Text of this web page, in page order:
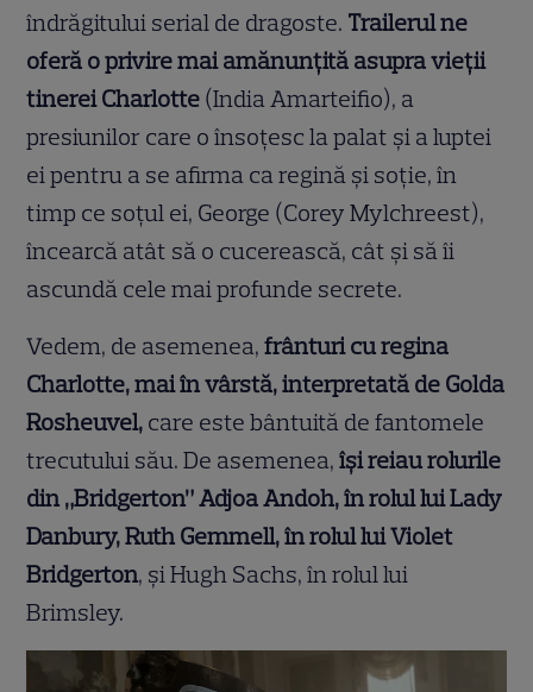
îndrăgitului serial de dragoste. Trailerul ne
oferă o privire mai amănunțită asupra vieții
tinerei Charlotte (India Amarteifio), a
presiunilor care o însoțesc la palat și a luptei
ei pentru a se afirma ca regină și soție, în
timp ce soțul ei, George (Corey Mylchreest),
încearcă atât să o cucerească, cât și să îi
ascundă cele mai profunde secrete.
Vedem, de asemenea,frânturi cu regina
Charlotte, mai în vârstă, interpretată de Golda
Rosheuvel, care este bântuită de fantomele
trecutului său. De asemenea,își reiau rolurile
din „Bridgerton” Adjoa Andoh, în rolul lui Lady
Danbury, Ruth Gemmell, în rolul lui Violet
Bridgerton, și Hugh Sachs, în rolul lui
Brimsley.